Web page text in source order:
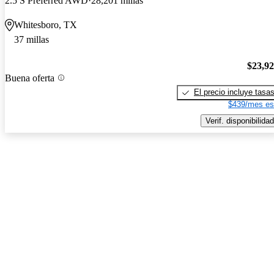
Whitesboro, TX
37 millas
Buena oferta
El precio incluye tasas
$439/mes
Verif. disponibilidad